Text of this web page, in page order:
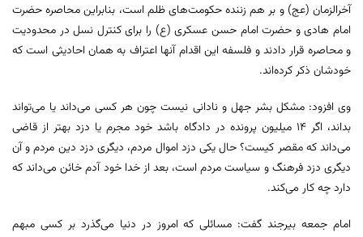
آخرالزمان (عج) و بر هم زننده حکومت‌های ظلم است، بنابراین محاصره حضرت
امام هادی و حضرت امام حسن عسکری (ع) را برای کنترل نسل در محدودیت
و محاصره قرار دادند و فلسفه این اقدام آنها اعتراف به همان احادیثی است که
خودشان ذکر کرده‌اند.
وی افزود: مشکل بشر جهل و نادانی نیست چون هر کسی می‌داند یا می‌تواند
بداند، اگر ۱۴ میلیون پرونده در دادگاه باشد خود مجرم یا دزد بهتر از قاضی
می‌داند که مقصر کیست؟ حال یکی دزد اموال مردم، دیگری دزد دین مردم و آن
دیگری دزد فرهنگ و سیاست مردم است، بعد از خدا خود آدم خائن می‌داند که
دارد چه کار می‌کند.
امام جمعه بیرجند گفت: مسائلی که امروز در دنیا می‌گذرد بر کسی مبهم